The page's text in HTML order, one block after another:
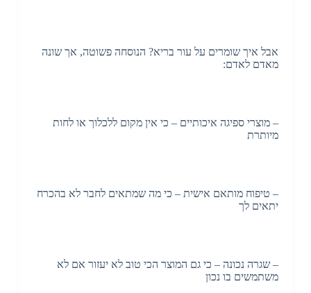
אבל איך שומרים על עור בריא? הנוסחה פשוטה, אך שונה
מאדם לאדם:
– מוצרי ספיגה איכותיים – כי אין מקום ללכלוך או לחות
מיותרת
– טיפוח מותאם אישית – כי מה שמתאים לחבר לא בהכרח
יתאים לך
– שגרה נכונה – כי גם המוצר הכי טוב לא יעזור אם לא
משתמשים בו נכון